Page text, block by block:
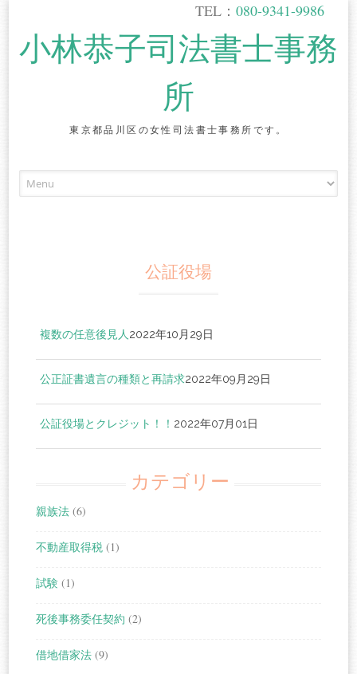
TEL： 080-9341-9986
小林恭子司法書士事務
所
東京都品川区の女性司法書士事務所です。
content
公証役場
複数の任意後見人2022年10月29日
公正証書遺言の種類と再請求2022年09月29日
公証役場とクレジット！！ 2022年07月01日
カテゴリー
親族法 (6)
不動産取得税 (1)
試験 (1)
死後事務委任契約 (2)
借地借家法 (9)